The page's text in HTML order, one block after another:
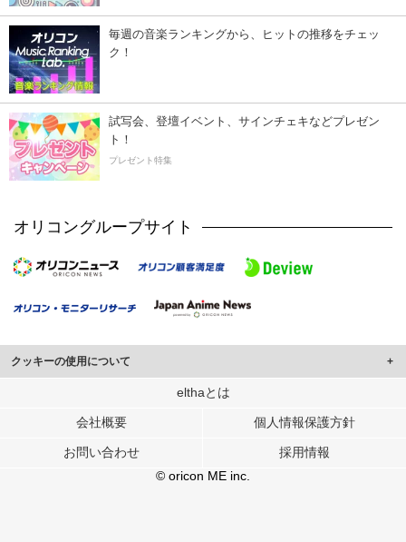
毎週の音楽ランキングから、ヒットの推移をチェッ
ク！
試写会、登壇イベント、サインチェキなどプレゼン
ト！
プレゼント特集
オリコングループサイト
クッキーの使用について
このサイトでは Cookie を使用して、ユーザーに合わせたコンテンツや広告の
行っています。
メディアや広告配信、データ解析の各パートナーに提供しています。
各パートナーは、この情報とユーザーが各パートナーに提供した他の情報や、
ユーザーが各パートナーのサービスを使用したときに収集した他の情報を組み
elthaとは
会社概要 個人情報保護方針
お問い合わせ
採用情報
© oricon ME inc.